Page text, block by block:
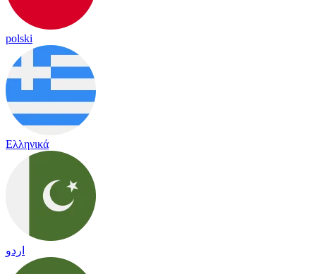
polski
Ελληνικά
اردو